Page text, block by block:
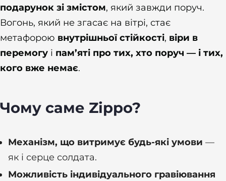
подарунок зі змістом, який завжди поруч.
Вогонь, який не згасає на вітрі, стає
метафорою внутрішньої стійкості, віри в
перемогу і пам’яті про тих, хто поруч — і тих,
кого вже немає.
Чому саме Zippo?
Механізм, що витримує будь-які умови —
як і серце солдата.
Можливість індивідуального гравіювання